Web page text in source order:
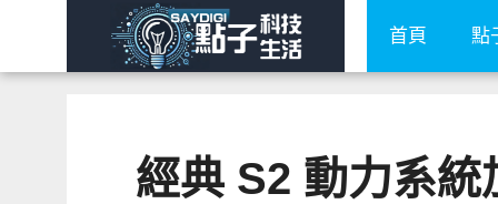
首頁 點
經典 S2 動力系